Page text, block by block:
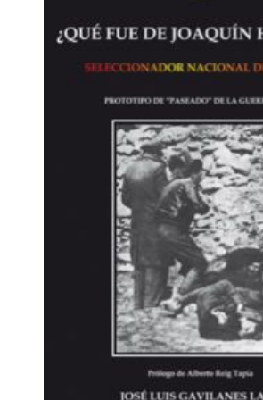
sermón de los intelectuales de postín,
demás clerigalla. Ahora bien,
cuentas? ¿Para qué y por qué
tambalear todo nuestro sistema de
de creencias, a las que nos
Sin duda, invocar a Dios le viene bien
debilitar nuestras potencias y bien
político apelar a la Democracia para
nuestro nombre. Solemos tomar sus
halagos en cuanto nos dejamos
como “ciudadanos” e, incluso, como
los que solo esperan sumisión y un
justifiquen nuestra genuflexión y
verdad, si vamos a vivir tan poco, ¿a
dinamitar el statu quo en el que ya
bien atado? Sin embargo, digámoslo
vida está truncada: se nos ha
burlón y perturbador de Sócrates y ya